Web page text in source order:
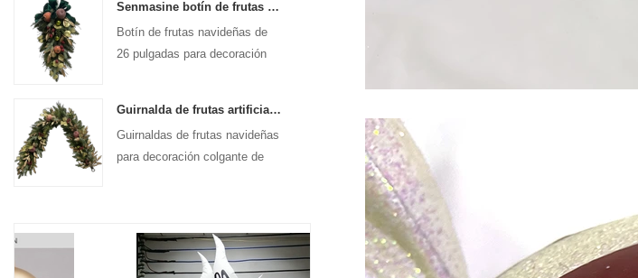
Senmasine botín de frutas navideñas de 26 pulgadas con lazos de cinta hojas de ramas artificiales de Pvc
Botín de frutas navideñas de
26 pulgadas para decoración
Guirnalda de frutas artificiales de Navidad Senmasine de 72 pulgadas para decoración colgante de chimenea y escaleras
Guirnaldas de frutas navideñas
para decoración colgante de